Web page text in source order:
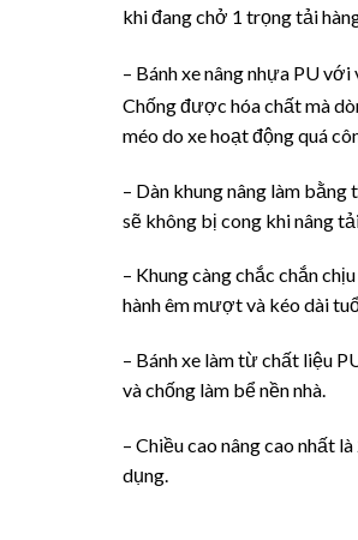
khi đang chở 1 trọng tải
– Bánh xe nâng nhựa PU
Chống được hóa chất mà
méo do xe hoạt động quá
– Dàn khung nâng làm
sẽ không bị cong khi nâng
– Khung càng chắc chắn
hành êm mượt và kéo dài
– Bánh xe làm từ chất liệu
và chống làm bể nền nhà.
– Chiều cao nâng cao nhất
dụng.